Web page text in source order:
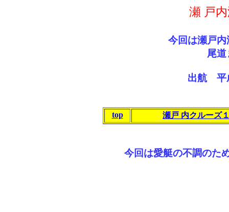
瀬 戸
今回は瀬戸
尾
出航 平
top 瀬戸 内クルーズ
今回は愛艇の不調のた